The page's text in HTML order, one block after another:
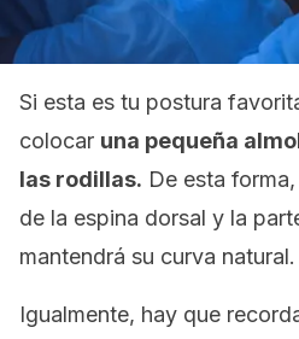
Si esta es tu postura
colocar una pequeña
las rodillas. De esta
de la espina dorsal y la
mantendrá su curva natural.
Igualmente, hay que